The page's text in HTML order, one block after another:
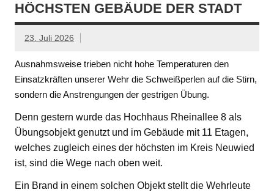
ÖCHSTEN GEBÄUDE DER STADT
23. Juli 2026
Ausnahmsweise trieben nicht hohe Temperaturen den
Einsatzkräften unserer Wehr die Schweißperlen auf die Stirn,
sondern die Anstrengungen der gestrigen Übung.
Denn gestern wurde das Hochhaus Rheinallee 8 als
Übungsobjekt genutzt und im Gebäude mit 11 Etagen,
welches zugleich eines der höchsten im Kreis Neuwied
ist, sind die Wege nach oben weit.
Ein Brand in einem solchen Objekt stellt die Wehrleute